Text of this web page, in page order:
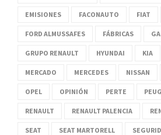
EMISIONES FACONAUTO FIAT
FORD ALMUSSAFES FÁBRICAS
GRUPO RENAULT HYUNDAI KIA
MERCADO MERCEDES NISSAN
OPEL OPINIÓN PERTE
RENAULT RENAULT PALENCIA
SEAT SEAT MARTORELL